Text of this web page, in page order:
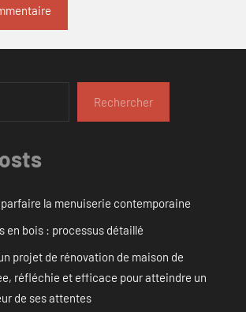
Rechercher
la menuiserie contemporaine
en bois : processus détaillé
projet de rénovation de maison de
réfléchie et efficace pour atteindre un
de ses attentes